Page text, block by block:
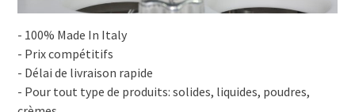
- 100% Made In Italy
- Prix compétitifs
- Délai de livraison rapide
- Pour tout type de produits: solides, liquides, poudres,